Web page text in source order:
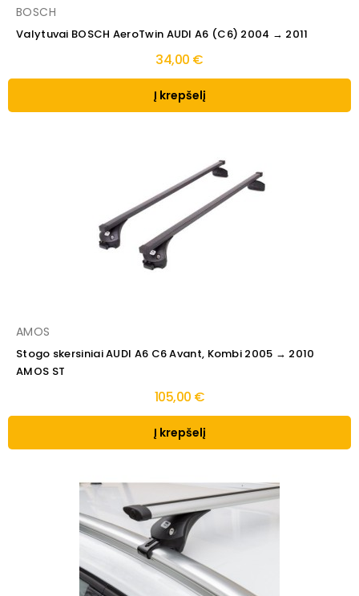
BOSCH
Valytuvai BOSCH AeroTwin AUDI A6 (C6) 2004 → 2011
34,00 €
Į krepšelį
AMOS
Stogo skersiniai AUDI A6 C6 Avant, Kombi 2005 → 2010
AMOS ST
105,00 €
Į krepšelį